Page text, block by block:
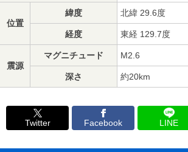
位置
緯度 北緯 29.6度
経度 東経 129.7度
震源
マグニチュード M2.6
深さ 約20km
Twitter Facebook LINE